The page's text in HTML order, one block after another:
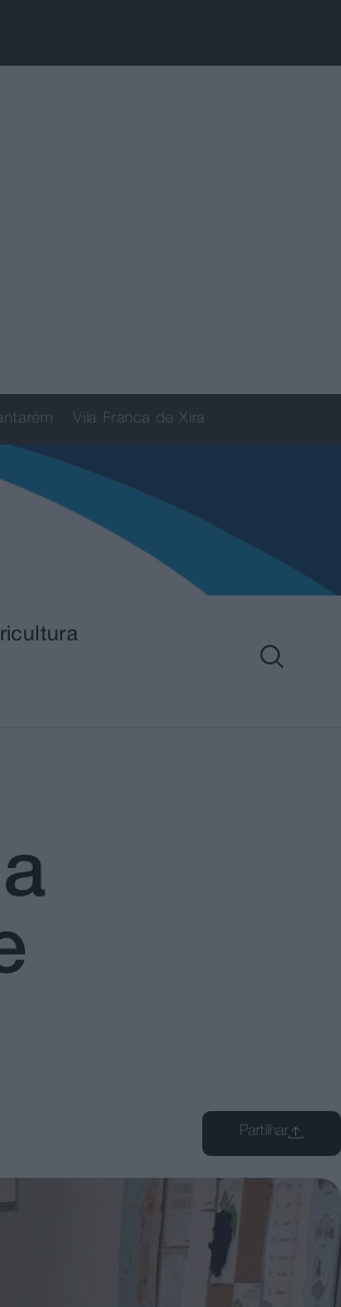
Vila Franca de Xira
Partilhar